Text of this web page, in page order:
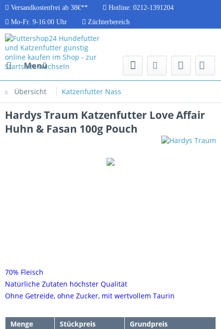
Versandkostenfrei ab 38€**
Hotline: 0212-1391204
Mo-Fr. 9-16:00 Uhr
Züchterbereich
Menü
Übersicht Katzenfutter Nass
Hardys Traum Katzenfutter Love Affair
Huhn & Fasan 100g Pouch
70% Fleisch
Natürliche Zutaten höchster Qualität
Ohne Getreide, ohne Zucker, mit wertvollem Taurin
Menge Stückpreis
Grundpreis